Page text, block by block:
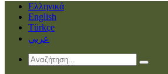
Ελληνικά
English
Türkçe
عربي